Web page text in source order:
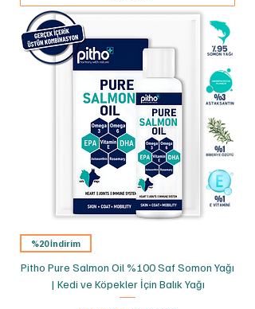
%20 İndirim
Pitho Pure Salmon Oil %100 Saf Somon Yağı
| Kedi ve Köpekler İçin Balık Yağı